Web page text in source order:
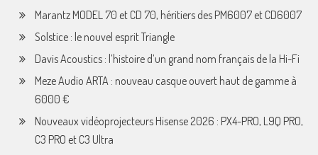
Marantz MODEL 70 et CD 70, héritiers des PM6007 et CD6007
Solstice : le nouvel esprit Triangle
Davis Acoustics : l’histoire d’un grand nom français de la Hi-Fi
Meze Audio ARTA : nouveau casque ouvert haut de gamme à
6000 €
Nouveaux vidéoprojecteurs Hisense 2026 : PX4-PRO, L9Q PRO,
C3 PRO et C3 Ultra